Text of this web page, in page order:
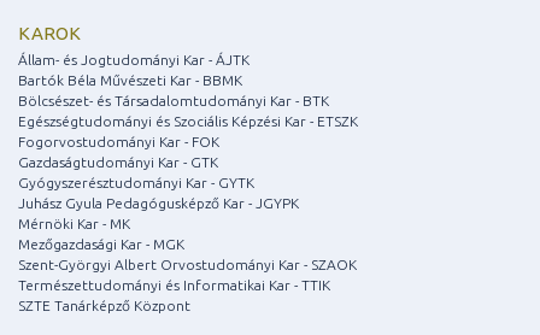
KAROK
Állam- és Jogtudományi Kar - ÁJTK
Bartók Béla Művészeti Kar - BBMK
Bölcsészet- és Társadalomtudományi Kar - BTK
Egészségtudományi és Szociális Képzési Kar - ETSZK
Fogorvostudományi Kar - FOK
Gazdaságtudományi Kar - GTK
Gyógyszerésztudományi Kar - GYTK
Juhász Gyula Pedagógusképző Kar - JGYPK
Mérnöki Kar - MK
Mezőgazdasági Kar - MGK
Szent-Györgyi Albert Orvostudományi Kar - SZAOK
Természettudományi és Informatikai Kar - TTIK
SZTE Tanárképző Központ